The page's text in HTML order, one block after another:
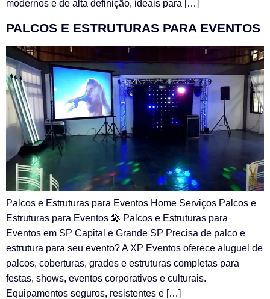
modernos e de alta definição, ideais para […]
PALCOS E ESTRUTURAS PARA EVENTOS
Palcos e Estruturas para Eventos Home Serviços Palcos e
Estruturas para Eventos 🎤 Palcos e Estruturas para
Eventos em SP Capital e Grande SP Precisa de palco e
estrutura para seu evento? A XP Eventos oferece aluguel de
palcos, coberturas, grades e estruturas completas para
festas, shows, eventos corporativos e culturais.
Equipamentos seguros, resistentes e […]